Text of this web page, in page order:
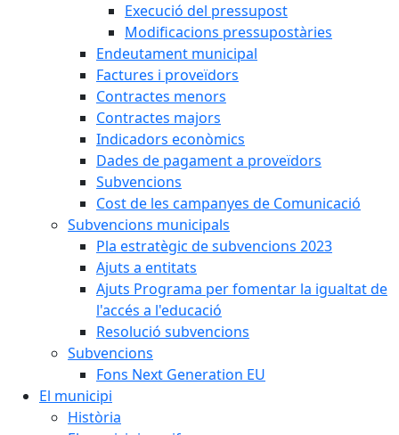
Execució del pressupost
Modificacions pressupostàries
Endeutament municipal
Factures i proveïdors
Contractes menors
Contractes majors
Indicadors econòmics
Dades de pagament a proveïdors
Subvencions
Cost de les campanyes de Comunicació
Subvencions municipals
Pla estratègic de subvencions 2023
Ajuts a entitats
Ajuts Programa per fomentar la igualtat de
l'accés a l'educació
Resolució subvencions
Subvencions
Fons Next Generation EU
El municipi
Història